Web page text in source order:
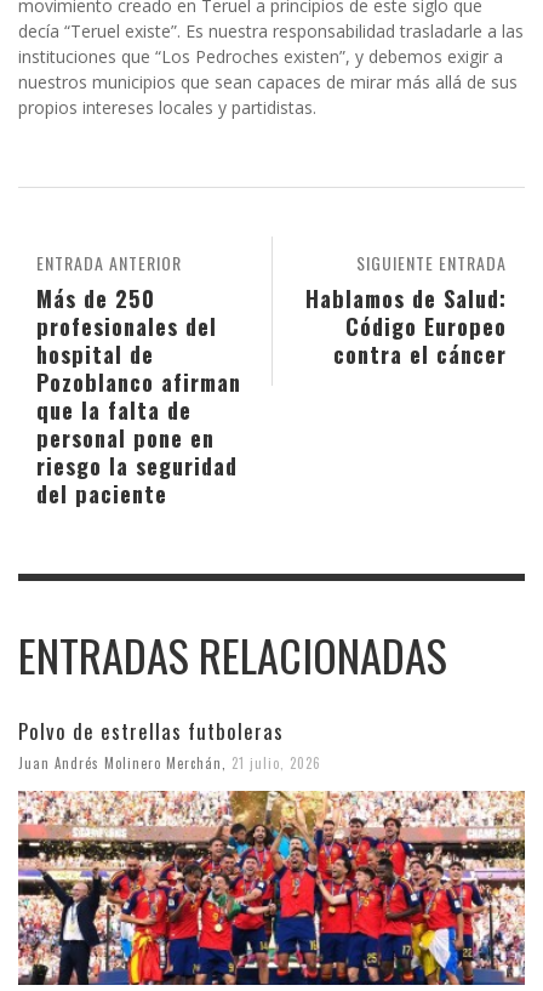
movimiento creado en Teruel a principios de este siglo que
decía “Teruel existe”. Es nuestra responsabilidad trasladarle a las
instituciones que “Los Pedroches existen”, y debemos exigir a
nuestros municipios que sean capaces de mirar más allá de sus
propios intereses locales y partidistas.
SIGUIENTE ENTRADA
Hablamos de Salud:
Código Europeo
contra el cáncer
ENTRADA ANTERIOR
Más de 250
profesionales del
hospital de
Pozoblanco afirman
que la falta de
personal pone en
riesgo la seguridad
del paciente
ENTRADAS RELACIONADAS
Polvo de estrellas futboleras
Juan Andrés Molinero Merchán 21 julio, 2026